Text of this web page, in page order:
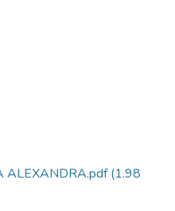
ALEXANDRA.pdf(1.98